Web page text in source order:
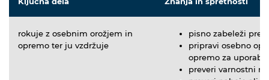
rokuje z osebnim orožjem in
opremo ter ju vzdržuje
pisno zabeleži
pripravi osebno
opremo za uporabo
preveri varnostni